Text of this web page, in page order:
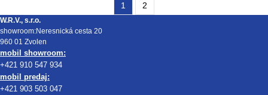
1 2
W.R.V., s.r.o.
showroom:Neresnická cesta 20
960 01 Zvolen
mobil showroom:
+421 910 547 934
mobil predaj:
+421 903 503 047